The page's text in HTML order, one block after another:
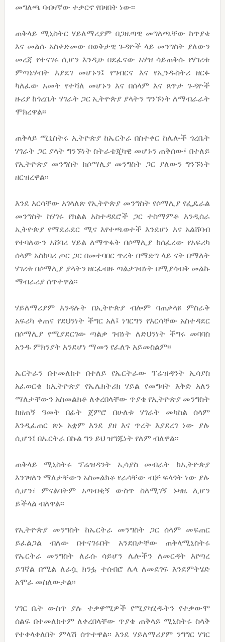
መግለጫ ባብዛኛው ተቃርኖ የበዛበት ነው፡፡
ጠቅላይ ሚኒስትር ሃይለማሪያም በጋዜጣዊ መግለጫቸው ከጥያቄ
እና መልሱ አስቀድመው በወቅታዊ ጉዳዮች ላይ መንግስት ያለውን
መረጃ የተናገሩ ሲሆን እንዲሁ በደፈናው አሃዝ ሳይጠቅሱ የሃገሪቱ
ምጣኔሃብት እያደገ መሆኑን፤ የግብርና እና የኢንዱስትሪ ዘርፉ
ካለፈው አመት የተሻለ መሆኑን እና በሰላም እና ጸጥታ ጉዳዮች
ዙሪያ ከጎረቤት ሃገራት ጋር ኢትዮጵያ ያላትን ግንኙነት ለማብራራት
ሞክረዋል፡፡
ጠቅላይ ሚኒስትሩ ኢትዮጵያ ከኤርትራ በስተቀር ከሌሎች ጎረቤት
ሃገራት ጋር ያላት ግንኙነት ስትራቴጂካዊ መሆኑን ጠቅሰው፤ በተለይ
የኢትዮጵያ መንግስት ከሶማሊያ መንግስት ጋር ያለውን ግንኙነት
ዘርዝረዋል፡፡
እንደ እርሳቸው አገላለጽ የኢትዮጵያ መንግስት የሶማሊያ የፌዴራል
መንግስት ከሃገሩ የክልል አስተዳደሮች ጋር ተስማምቶ እንዲሰራ
ኢትዮጵያ የማደራደር ሚና እየተጫወተች እንደሆነ እና አልሸባብ
የተባለውን አሸባሪ ሃይል ለማጥፋት በሶማሊያ ከሰፈረው የአፍሪካ
ሰላም አስከባሪ ጦር ጋር በመተባበር ጥረት በማድግ ላይ ናት በማለት
ሃገሪቱ በሶማሊያ ያላትን ዘርፈብዙ ጣልቃገብነት በሚያሳብቅ መልኩ
ማብራሪያ ሰጥተዋል፡፡
ሃይለማሪያም እንዳሉት በኢትዮጵያ ብሎም ባጠቃላዩ ምስራቅ
አፍሪካ ቀጠና የደህንነት ችግር አለ፤ ነገርግን የእርሳቸው አስተዳደር
በሶማሊያ የሚያደርገው ጣልቃ ገብነት ለድህንነት ችግሩ መባባስ
አንዱ ምክንያት እንደሆነ ማመን የፈለጉ አይመስልም፡፡
ኤርትራን በተመለከተ በተለይ የኤርትራው ፕሬዝዳንት ኢሳያስ
አፈወርቄ ከኢትዮጵያ የኤሌክትሪክ ሃይል የመግዛት እቅድ አለን
ማለታቸውን አስመልክቶ ለቀረበላቸው ጥያቄ የኢትዮጵያ መንግስት
ከዘጠኝ ዓመት በፊት ጀምሮ በሁለቱ ሃገራት መካከል ሰላም
እንዲፈጠር ጽኑ አቋም እንደ ያዘ እና ጥረት እያደረገ ነው ያሉ
ሲሆን፤ በኤርትራ በኩል ግን ይህ ዝግጁነት የለም ብለዋል፡፡
ጠቅላይ ሚኒስትሩ ፕሬዝዳንት ኢሳያስ መብራት ከኢትዮጵያ
እንገዛለን ማለታቸውን አስመልክቶ የራሳቸው ብቻ ፍላጎት ነው ያሉ
ሲሆን፣ ምናልባትም አጣብቂኝ ውስጥ ስለሚገኝ ኑዛዜ ሊሆን
ይችላል ብለዋል፡፡
የኢትዮጵያ መንግስት ከኤርትራ መንግስት ጋር ሰላም መፍጠር
ይፈልጋል ብለው በተናገሩበት አንደበታቸው ጠቅላሚኒስትሩ
የኤርትራ መንግስት ለራሱ ሳይሆን ሌሎችን ለመርዳት እየጣረ
ይገኛል በሚል ለራሷ ክንፏ ተሰብሮ ሌላ ለመደገፍ እንደምትሄድ
አሞራ መስለውታል፡፡
ሃገር ቤት ውስጥ ያሉ ተቃዋሚዎች የሚያካሂዱትን የተቃውሞ
ሰልፍ በተመለከተም ለቀረበላቸው ጥያቄ ጠቅላይ ሚኒስትሩ ስላቅ
የተቀላቀለበት ምላሽ ሰጥተዋል፡፡ እንደ ሃይለማሪያም ንግግር ሃገር